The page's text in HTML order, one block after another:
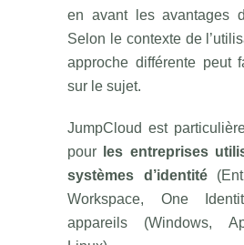
en avant les avantages
Selon le contexte de
approche différente peut
sur le sujet.
JumpCloud est
pour
les entreprises
systèmes d’identité
Workspace, One
appareils (Windows,